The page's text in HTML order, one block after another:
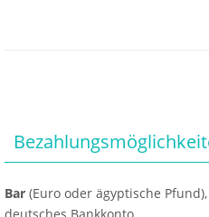
Bar (Euro oder ägyptische Pfund),
deutsches Bankkonto